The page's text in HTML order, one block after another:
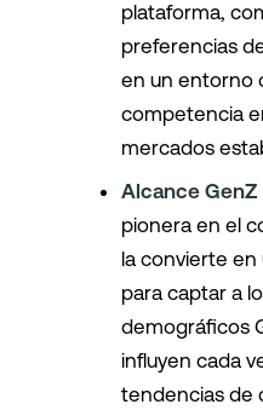
plataforma,
preferencias
en un entorno
competencia
mercados
Alcance GenZ
pionera en el
la convierte en
para captar a
demográficos
influyen cada
tendencias de